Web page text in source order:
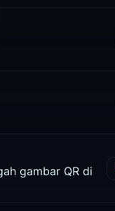
gambar QR di